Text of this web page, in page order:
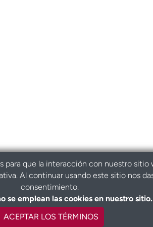
para que la interacción con nuestro sitio
Al continuar usando este sitio nos
consentimiento.
se emplean las cookies en nuestro sitio.
ACEPTAR LOS TÉRMINOS